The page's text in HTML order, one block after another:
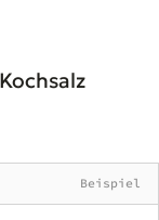
Beispiel